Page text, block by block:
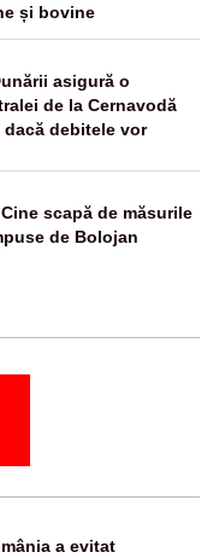
și bovine
asigură o
de la Cernavodă
debitele vor
scapă de măsurile
de Bolojan
a evitat